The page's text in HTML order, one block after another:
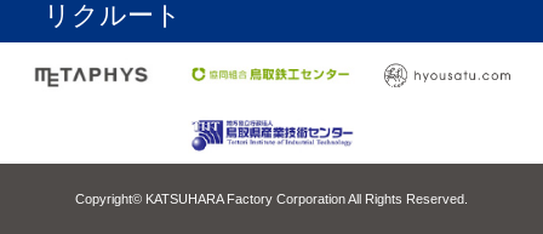
設備一覧
企画デザイン力
エクステリア事業
会社概要・沿革
社長挨拶
経営理念・経営方針
リクルート
データで見る勝原製作所
制度・福利厚生
Copyright© KATSUHARA Factory Corporation All Rights Reserved.